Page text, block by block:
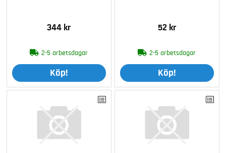
344 kr
2-5 arbetsdagar
Köp!
52 kr
2-5 arbetsdagar
Köp!